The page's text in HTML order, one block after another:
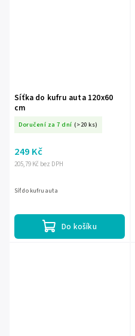
Síťka do kufru auta 120x60
cm
Doručení za 7 dní (>20 ks)
205,79 Kč bez DPH
249 Kč
Do košíku
Síť do kufru auta